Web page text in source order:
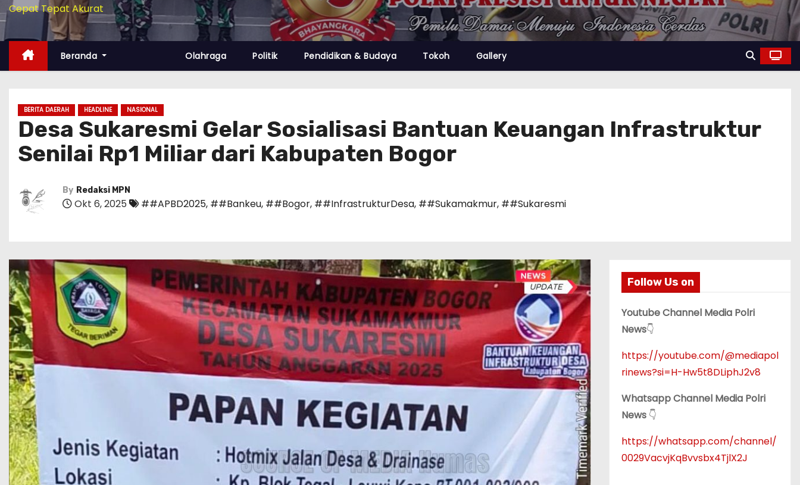
Cepat Tepat Akurat
Beranda Olahraga Politik Pendidikan & Budaya Tokoh Gallery
BERITA DAERAH HEADLINE NASIONAL
Desa Sukaresmi Gelar Sosialisasi Bantuan Keuangan Infrastruktur
Senilai Rp1 Miliar dari Kabupaten Bogor
By Redaksi MPN
Okt 6, 2025 ##APBD2025, ##Bankeu, ##Bogor, ##InfrastrukturDesa, ##Sukamakmur, ##Sukaresmi
Follow Us on
Youtube Channel Media Polri
News👇
https://youtube.com/@mediapol
rinews?si=H-Hw5t8DLiphJ2v8
Whatsapp Channel Media Polri
News 👇
https://whatsapp.com/channel/
0029VacvjKqBvvsbx4TjlX2J